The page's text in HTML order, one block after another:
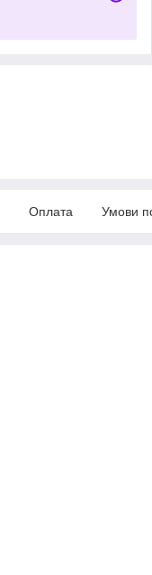
Оплата Умови